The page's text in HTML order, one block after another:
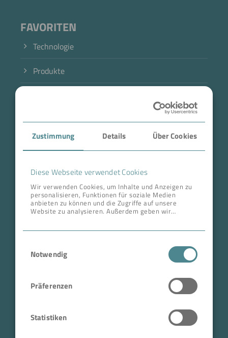
Zustimmung Details Über Cookies
Diese Webseite verwendet Cookies
Wir verwenden Cookies, um Inhalte und Anzeigen zu
personalisieren, Funktionen für soziale Medien
anbieten zu können und die Zugriffe auf unsere
Website zu analysieren. Außerdem geben wir
zusammen, die Sie ihnen bereitgestellt haben oder
die sie im Rahmen Ihrer Nutzung der Dienste
Notwendig
Präferenzen
Statistiken
FAVORITEN
Technologie
Produkte
Case Studies
Über BOKELA
Karriere
ANSCHRIFT ZENTRALE
Tullastr. 64 | 76131 Karlsruhe
Telefon +49 721 96456-0
Geschäftsführer: